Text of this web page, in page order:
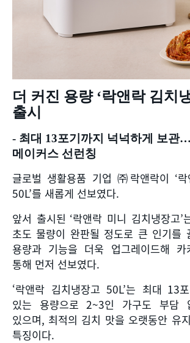
더 커진 용량 ‘락앤락 김치
출시
- 최대 13포기까지 넉넉하게 보관…
메이커스 선런칭
글로벌 생활용품 기업 ㈜락앤락이 ‘
50L’를 새롭게 선보였다.
앞서 출시된 ‘락앤락 미니 김치냉장고’
초도 물량이 완판될 정도로 큰 인기를
용량과 기능을 더욱 업그레이드해 카
통해 먼저 선보였다.
‘락앤락 김치냉장고 50L’는 최대 13
있는 용량으로 2~3인 가구도 부담
있으며, 최적의 김치 맛을 오랫동안 유
특징이다.